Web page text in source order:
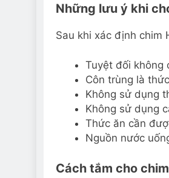
Những lưu ý khi
Sau khi xác định chim
Tuyệt đối không
Côn trùng là
Không sử dụng
Không sử dụng
Thức ăn cần
Nguồn nước
Cách tắm cho